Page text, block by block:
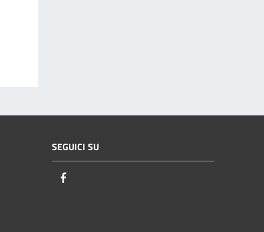
SEGUICI SU